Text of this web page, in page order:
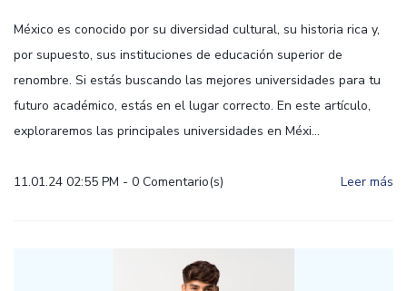
México es conocido por su diversidad cultural, su historia rica y,
por supuesto, sus instituciones de educación superior de
renombre. Si estás buscando las mejores universidades para tu
futuro académico, estás en el lugar correcto. En este artículo,
exploraremos las principales universidades en Méxi...
11.01.24 02:55 PM - 0 Comentario(s) Leer más